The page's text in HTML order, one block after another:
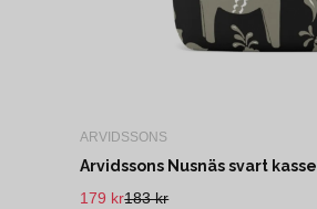
ARVIDSSONS
Arvidssons Nusnäs svart kasse
183 kr
179 kr